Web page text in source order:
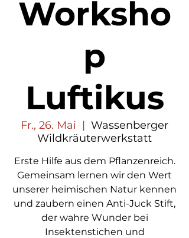
Worksho
p
Luftikus
Fr., 26. Mai
  |
Wassenberger
Wildkräuterwerkstatt
Erste Hilfe aus dem Pflanzenreich.
Gemeinsam lernen wir den Wert
unserer heimischen Natur kennen
und zaubern einen Anti-Juck Stift,
der wahre Wunder bei
Insektenstichen und